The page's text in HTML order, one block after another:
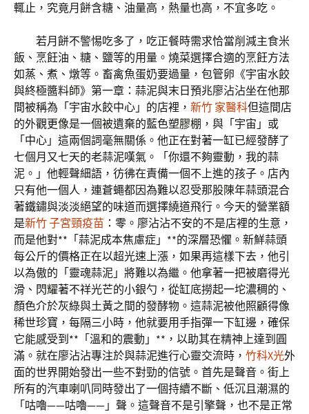
輒止，究竟月餅含糖、油量高，熱量也高，不宜多吃。
若月餅不警惕吃多了，吃正餐時需求恰當削減主食米
飯、烹飪油、糖、鹽等的用量。燒菜選擇合適的烹飪方法
如蒸、煮、燉等。畜禽魚蛋奶要過量，包管卵《宇宙水餃
與終極醬料師》第一章：蒜泥與末日預兆廖沾沾坐在他那
間被稱為「宇宙水餃中心」的店裡， 新竹 家醫科但這間店
的外觀更像是一個被遺棄的藍色塑膠棚，與「宇宙」或
「中心」這兩個詞毫無關係。他正在對著一缸已經發酵了
七個月又七天的老蒜泥嘆氣。「你還不夠靈動，我的蒜
泥。」他輕聲細語，彷彿在責備一個不上進的孩子。店內
只有他一個人，連蒼蠅都因為難以忍受那股陳年蒜頭混合
著鐵鏽與淡淡絕望的味道而選擇繞道飛行。今天的營業額
是新竹 子宮頸疫苗 ：零。廖沾沾不安的不是店裡的生意，
而是他對**「蒜泥成本焦慮症」**的深層恐懼。新鮮蒜頭
每公斤的價格正在以超光速上漲，如果再這樣下去，他引
以為傲的「靈魂蒜泥」將難以為繼。他拿著一把被磨得光
滑、閃耀著不祥光芒的小銀勺，從缸底撈起一坨濃稠的、
顏色介於灰綠與土黃之間的發酵物。這蒜泥被他照顧得像
稀世珍寶，每隔三小時，他就要用手指彈一下缸邊，確保
它能感受到**「溫和的震動」**，以助其在精神上達到圓
滿。就在廖沾沾專注於與蒜泥進行心靈交流時， 竹科X光外
面的世界開始發出一些不對勁的信號。首先是聲音。街上
所有的汽車喇叭同時發出了一個持續不斷、低沉且潮濕的
「咕嚕——咕嚕——」聲。這聲音不是引擎聲，也不是正常